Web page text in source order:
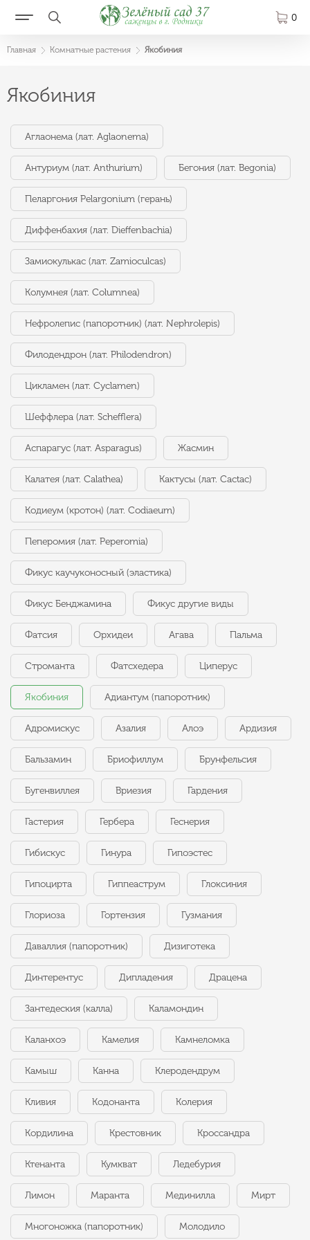
0
Главная Комнатные растения Якобиния
Якобиния
Аглаонема (лат. Aglaonema)
Антуриум (лат. Anthurium) Бегония (лат. Begonia)
Пеларгония Pelargonium (герань)
Диффенбахия (лат. Dieffenbachia)
Замиокулькас (лат. Zamioculcas)
Колумнея (лат. Columnea)
Нефролепис (папоротник) (лат. Nephrolepis)
Филодендрон (лат. Philodendron)
Цикламен (лат. Cyclamen)
Шеффлера (лат. Schefflera)
Аспарагус (лат. Asparagus) Жасмин
Калатея (лат. Calathea) Кактусы (лат. Cactac)
Кодиеум (кротон) (лат. Codiaeum)
Пеперомия (лат. Peperomia)
Фикус каучуконосный (эластика)
Фикус Бенджамина Фикус другие виды
Фатсия Орхидеи Агава Пальма
Строманта Фатсхедера Циперус
Якобиния Адиантум (папоротник)
Адромискус Азалия Алоэ Ардизия
Бальзамин Бриофиллум Брунфельсия
Бугенвиллея Вриезия Гардения
Гастерия Гербера Геснерия
Гибискус Гинура Гипоэстес
Гипоцирта Гиппеаструм Глоксиния
Глориоза Гортензия Гузмания
Даваллия (папоротник) Дизиготека
Динтерентус Дипладения Драцена
Зантедеския (калла) Каламондин
Каланхоэ Камелия Камнеломка
Камыш Канна Клеродендрум
Кливия Кодонанта Колерия
Кордилина Крестовник Кроссандра
Ктенанта Кумкват Ледебурия
Лимон Маранта Мединилла Мирт
Многоножка (папоротник) Молодило